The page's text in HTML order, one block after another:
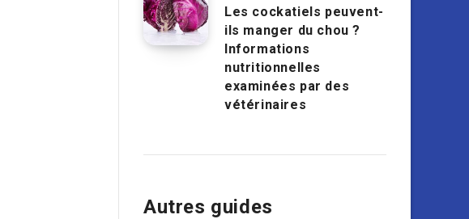
Les cockatiels peuvent-
ils manger du chou ?
Informations
nutritionnelles
examinées par des
vétérinaires
Autres guides